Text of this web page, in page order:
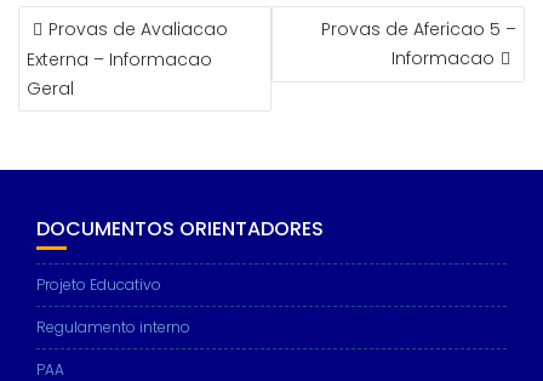
NAVEGAÇÃO
DE
ARTIGOS
Provas de Avaliacao
Externa – Informacao
Geral
Provas de Afericao 5 –
Informacao
DOCUMENTOS ORIENTADORES
Projeto Educativo
Regulamento interno
PAA